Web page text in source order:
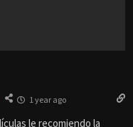
1 year ago
le recomiendo la